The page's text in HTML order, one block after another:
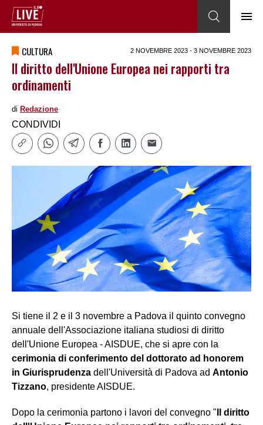
CULTURA 2 NOVEMBRE 2023 - 3 NOVEMBRE 2023
Il diritto dell'Unione Europea nei rapporti tra
ordinamenti
di Redazione
CONDIVIDI
Si tiene il 2 e il 3 novembre a Padova il quinto convegno
annuale dell'Associazione italiana studiosi di diritto
dell'Unione Europea - AISDUE, che si apre con la
cerimonia di conferimento del dottorato ad honorem
in Giurisprudenza dell'Università di Padova ad Antonio
Tizzano, presidente AISDUE.
Dopo la cerimonia partono i lavori del convegno " Il diritto